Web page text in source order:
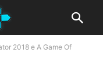
2018 e A Game Of